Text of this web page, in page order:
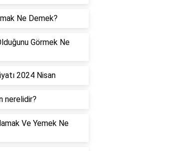
Ne Demek?
Görmek Ne
2024 Nisan
nerelidir?
Ve Yemek Ne